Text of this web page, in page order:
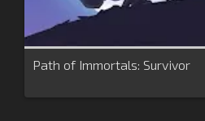
Path of Immortals: Survivor